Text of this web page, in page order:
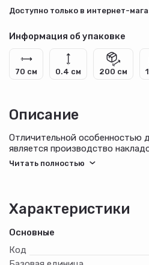
Доступно только в интернет-
Информация об упаковке
70 см 0.4 см 200 см
Описание
Отличительной особенностью
является производство
создается методом
сложной фрезерованной
Конструкция полотен: каркас
сотовое заполнение, лицевой
Внешнее покрытие
Характеристики
Основные
Код